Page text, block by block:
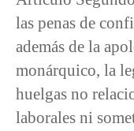
las penas de
además de la
monárquico, la
huelgas no
laborales ni